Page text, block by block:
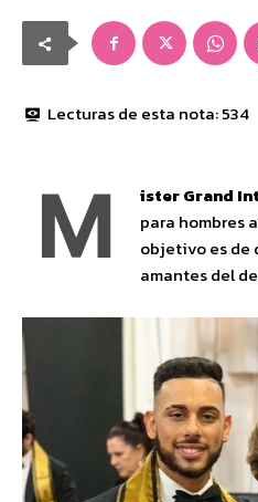
Lecturas de esta nota:534
M ister Grand
para hombres
objetivo es de
amantes del